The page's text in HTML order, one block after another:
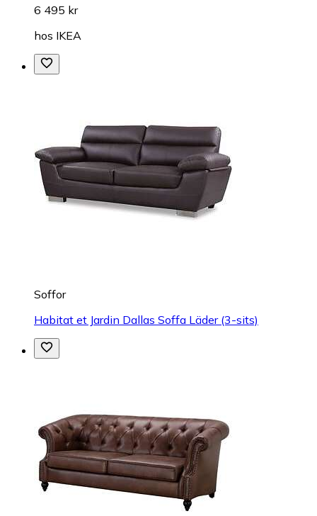
6 495 kr
hos IKEA
Soffor
Habitat et Jardin Dallas Soffa Läder (3-sits)